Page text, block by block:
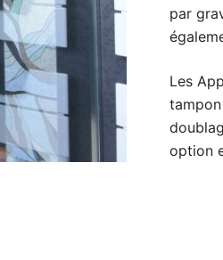
par
Les
option